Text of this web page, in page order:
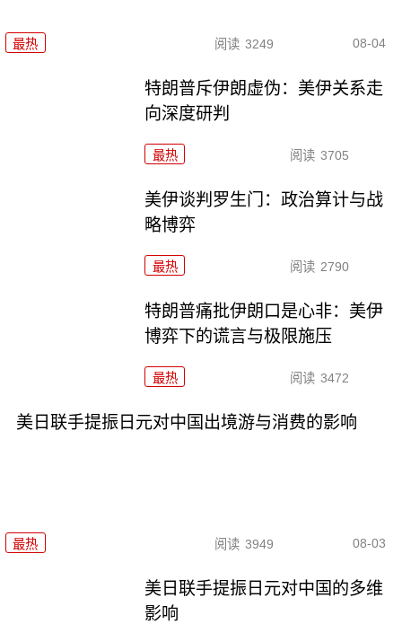
最热 阅读 3249 08-04
特朗普斥伊朗虚伪：美伊关系走
向深度研判
最热 阅读 3705
美伊谈判罗生门：政治算计与战
略博弈
最热 阅读 2790
特朗普痛批伊朗口是心非：美伊
博弈下的谎言与极限施压
最热 阅读 3472
美日联手提振日元对中国出境游与消费的影响
最热 阅读 3949 08-03
美日联手提振日元对中国的多维
影响